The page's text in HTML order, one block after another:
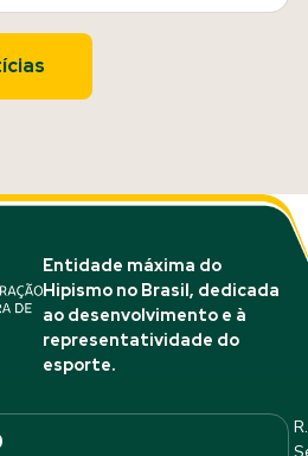
Entidade máxima do
Hipismo no Brasil, dedicada
ao desenvolvimento e à
representatividade do
esporte.
R.